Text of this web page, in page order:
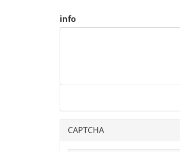
info
CAPTCHA